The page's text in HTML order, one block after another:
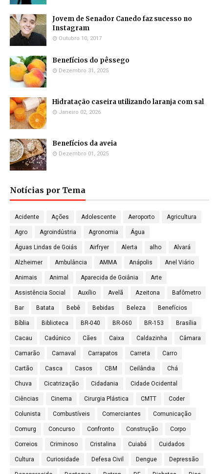
Jovem de Senador Canedo faz sucesso no
Instagram
Outubro 10, 2017
Benefícios do pêssego
Dezembro 31, 2025
Hidratação caseira utilizando laranja com sal
Janeiro 02, 2026
Benefícios da aveia
Dezembro 01, 2025
Notícias por Tema
Acidente Ações Adolescente Aeroporto Agricultura
Agro Agroindústria Agronomia Água
Águas Lindas de Goiás Airfryer Alerta alho Alvará
Alzheimer Ambulância AMMA Anápolis Anel Viário
Animais Animal Aparecida de Goiânia Arte
Assistência Social Auxílio Avelã Azeitona Bafômetro
Bar Batata Bebê Bebidas Beleza Benefícios
Bíblia Biblioteca BR-040 BR-060 BR-153 Brasília
Cacau Cadúnico Cães Caixa Caldazinha Câmara
Camarão Carnaval Carrapatos Carreta Carro
Cartão Casca Casos CBM Ceilândia Chá
Chuva Cicatrização Cidadania Cidade Ocidental
Ciências Cinema Cirurgia Plástica CMTT Coder
Colunista Combustíveis Comerciantes Comunicação
Comurg Concurso Confronto Construção Corpo
Correios Criminoso Cristalina Cuiabá Cuidados
Cultura Curiosidade Defesa Civil Dengue Depressão